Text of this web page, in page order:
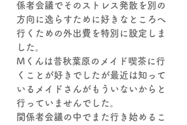
係者会議でそのストレス発散を別の
方向に逸らすために好きなところへ
行くための外出費を特別に設定しま
した。
Mくんは昔秋葉原のメイド喫茶に行
くことが好きでしたが最近は知って
いるメイドさんがもういないからと
行っていませんでした。
関係者会議の中でまた行き始めるこ